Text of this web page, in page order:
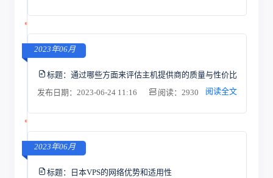
2023年06月
标题： 通过哪些方面来评估主机提供商的质量与性价比
发布日期：2023-06-24 11:16
阅读：2930 阅读全文
2023年06月
标题：
日本VPS的网络优势和适用性